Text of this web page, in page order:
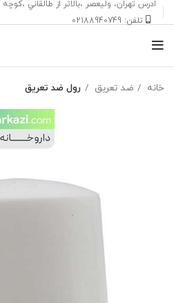
ادرس تهران، ‎وليعصر ،بالاتر از طالقاني ،كوچه گيلان،پلاک ۱،داروخانه شفا مركزي
تلفن: 02188940749
خانه ضد تعریق رول ضد تعریق